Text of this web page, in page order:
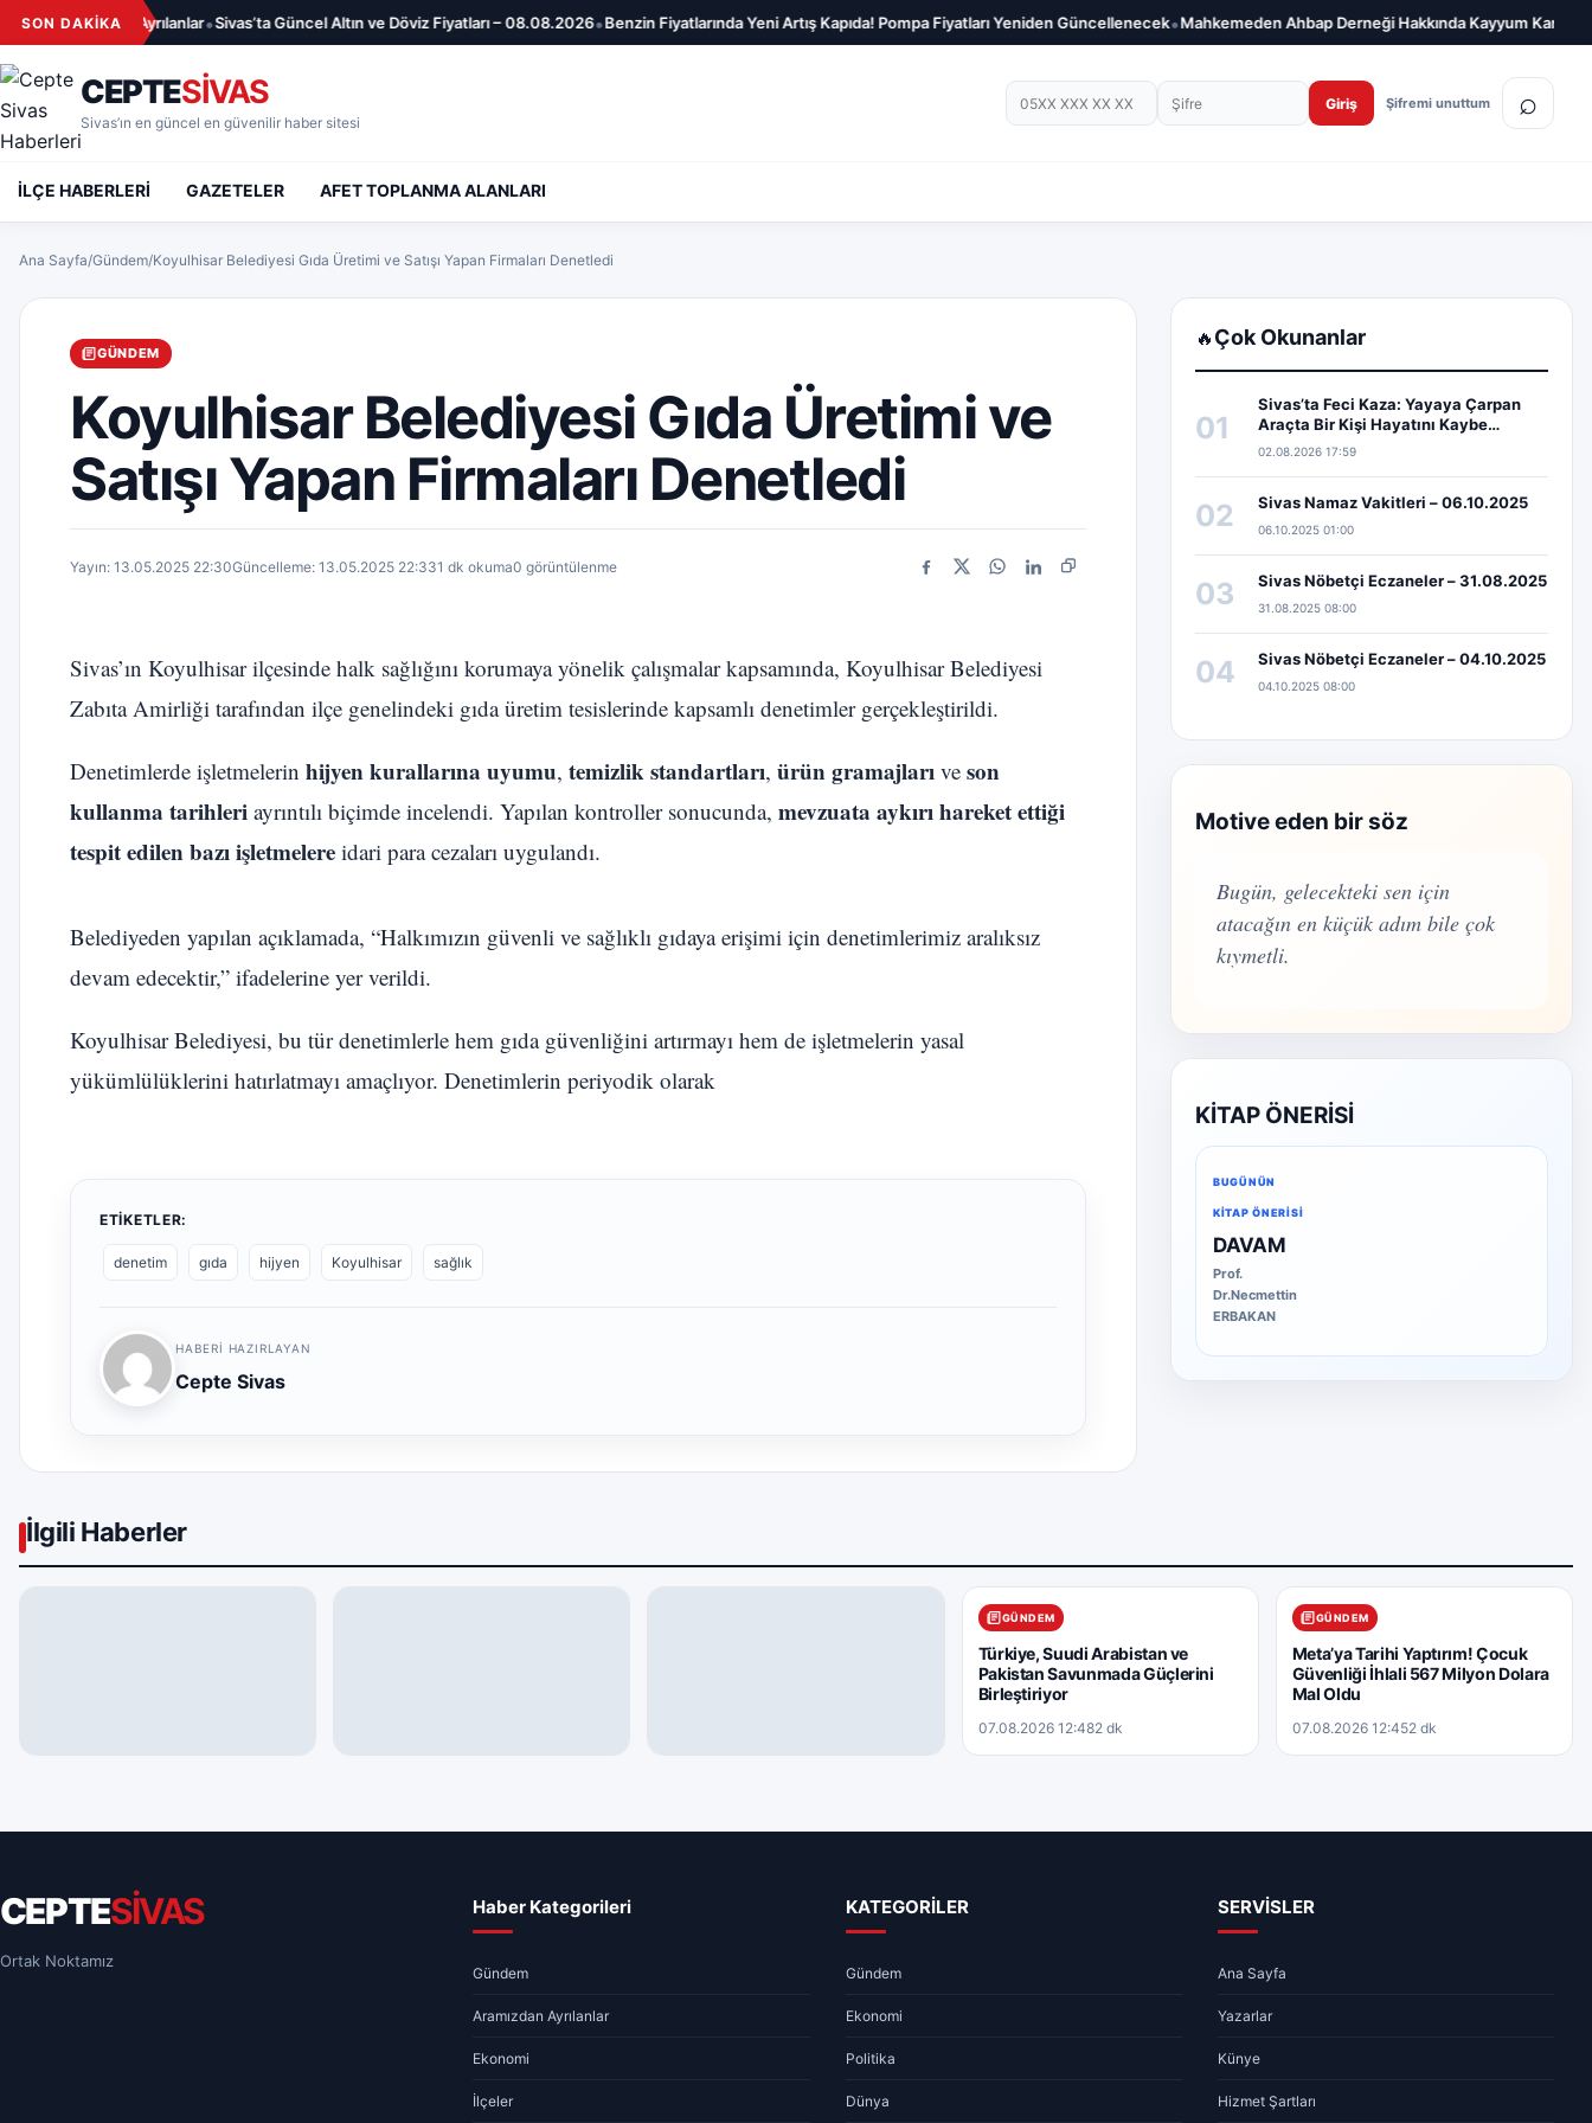
İçeriğe geç
SON DAKİKA
– Aramızdan Ayrılanlar•Sivas’ta Güncel Altın ve Döviz Fiyatları – 08.08.2026•Benzin Fiyatlarında Yeni Artış Kapıda! Pompa Fiyatları Yeniden Güncellenecek•Mahkemeden Ahbap Derneği Hakkında Kayyum Kararı•
CEPTESİVAS
Sivas’ın en güncel en güvenilir haber sitesi
Telefon numarası Şifre Giriş Şifremi unuttum ⌕
İLÇE HABERLERİ GAZETELER AFET TOPLANMA ALANLARI
Ana Sayfa/Gündem/Koyulhisar Belediyesi Gıda Üretimi ve Satışı Yapan Firmaları Denetledi
GÜNDEM
Koyulhisar Belediyesi Gıda Üretimi ve
Satışı Yapan Firmaları Denetledi
Yayın: 13.05.2025 22:30Güncelleme: 13.05.2025 22:331 dk okuma0 görüntülenme
Facebook
X WhatsApp
LinkedInBağlantıyı kopyala
Sivas’ın Koyulhisar ilçesinde halk sağlığını korumaya yönelik çalışmalar kapsamında, Koyulhisar Belediyesi
Zabıta Amirliği tarafından ilçe genelindeki gıda üretim tesislerinde kapsamlı denetimler gerçekleştirildi.
Denetimlerde işletmelerin hijyen kurallarına uyumu, temizlik standartları, ürün gramajları ve son
kullanma tarihleri ayrıntılı biçimde incelendi. Yapılan kontroller sonucunda, mevzuata aykırı hareket ettiği
tespit edilen bazı işletmelere idari para cezaları uygulandı.
Belediyeden yapılan açıklamada, “Halkımızın güvenli ve sağlıklı gıdaya erişimi için denetimlerimiz aralıksız
devam edecektir,” ifadelerine yer verildi.
Koyulhisar Belediyesi, bu tür denetimlerle hem gıda güvenliğini artırmayı hem de işletmelerin yasal
yükümlülüklerini hatırlatmayı amaçlıyor. Denetimlerin periyodik olarak
ETIKETLER:
denetim gıda hijyen Koyulhisar sağlık
HABERI HAZIRLAYAN
Cepte Sivas
🔥 Çok Okunanlar
01
Sivas’ta Feci Kaza: Yayaya Çarpan
Araçta Bir Kişi Hayatını Kaybe…
02.08.2026 17:59
02 Sivas Namaz Vakitleri – 06.10.2025
06.10.2025 01:00
03 Sivas Nöbetçi Eczaneler – 31.08.2025
31.08.2025 08:00
04 Sivas Nöbetçi Eczaneler – 04.10.2025
04.10.2025 08:00
Motive eden bir söz
Bugün, gelecekteki sen için
atacağın en küçük adım bile çok
kıymetli.
KİTAP ÖNERİSİ
BUGÜNÜN
KITAP ÖNERISI
DAVAM
Prof.
Dr.Necmettin
ERBAKAN
İlgili Haberler
GÜNDEM
Türkiye, Suudi Arabistan ve
Pakistan Savunmada Güçlerini
Birleştiriyor
07.08.2026 12:482 dk
GÜNDEM
Meta’ya Tarihi Yaptırım! Çocuk
Güvenliği İhlali 567 Milyon Dolara
Mal Oldu
07.08.2026 12:452 dk
CEPTESİVAS
Ortak Noktamız
Haber Kategorileri
Gündem
Aramızdan Ayrılanlar
Ekonomi
İlçeler
KATEGORİLER
Gündem
Ekonomi
Politika
Dünya
SERVİSLER
Ana Sayfa
Yazarlar
Künye
Hizmet Şartları